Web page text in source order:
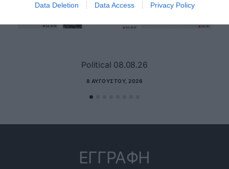
Data Deletion Data Access Privacy Policy
Political 08.08.26
8 ΑΥΓΟΎΣΤΟΥ, 2026
ΕΓΓΡΑΦΗ